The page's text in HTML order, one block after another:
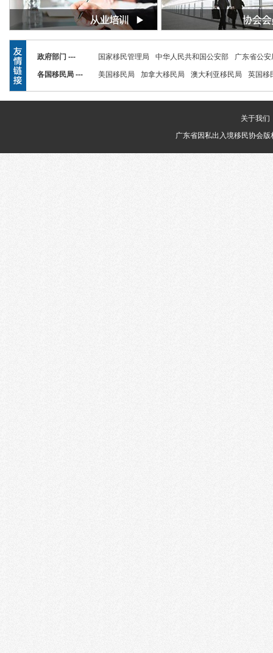
政府部门 --- 国家移民管理局 中华人民共和国公安部 广东省公
各国移民局 --- 美国移民局 加拿大移民局 澳大利亚移民局 英国移
关于我们
广东省因私出入境移民协会